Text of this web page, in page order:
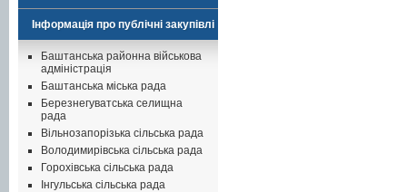
Інформація про публічні закупівлі
Баштанська районна військова
адміністрація
Баштанська міська рада
Березнегуватська селищна
рада
Вільнозапорізька сільська рада
Володимирівська сільська рада
Горохівська сільська рада
Інгульська сільська рада